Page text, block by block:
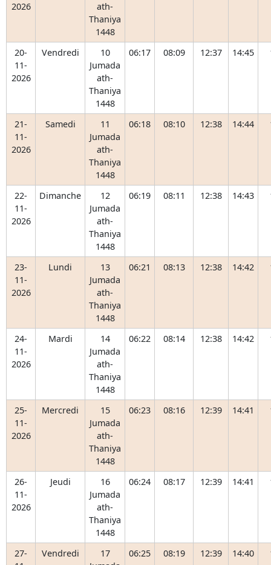
2026
ath-
Thaniya
1448
20-
11-
2026
Vendredi
10
Jumada
ath-
Thaniya
1448
06:17 08:09 12:37 14:45
21-
11-
2026
Samedi
11
Jumada
ath-
Thaniya
1448
06:18 08:10 12:38 14:44
22-
11-
2026
Dimanche
12
Jumada
ath-
Thaniya
1448
06:19 08:11 12:38 14:43
23-
11-
2026
Lundi
13
Jumada
ath-
Thaniya
1448
06:21 08:13 12:38 14:42
24-
11-
2026
Mardi
14
Jumada
ath-
Thaniya
1448
06:22 08:14 12:38 14:42
25-
11-
2026
Mercredi
15
Jumada
ath-
Thaniya
1448
06:23 08:16 12:39 14:41
26-
11-
2026
Jeudi
16
Jumada
ath-
Thaniya
1448
06:24 08:17 12:39 14:41
27-
Vendredi
17
06:25 08:19 12:39 14:40